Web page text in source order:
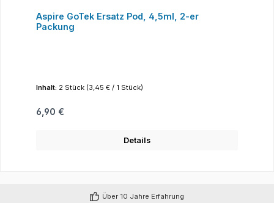
Aspire GoTek Ersatz Pod, 4,5ml, 2-er
Packung
Inhalt: 2 Stück (3,45 € / 1 Stück)
Regulärer Preis:
6,90 €
Details
Über 10 Jahre Erfahrung